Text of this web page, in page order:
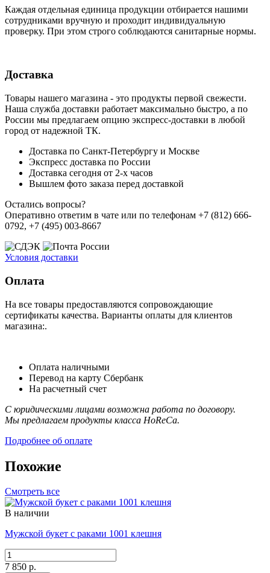
Каждая отдельная единица продукции отбирается нашими
сотрудниками вручную и проходит индивидуальную
проверку. При этом строго соблюдаются санитарные нормы.
Доставка
Товары нашего магазина - это продукты первой свежести.
Наша служба доставки работает максимально быстро, а по
России мы предлагаем опцию экспресс-доставки в любой
город от надежной ТК.
Доставка по Санкт-Петербургу и Москве
Экспресс доставка по России
Доставка сегодня от 2-х часов
Вышлем фото заказа перед доставкой
Остались вопросы?
Оперативно ответим в чате или по телефонам +7 (812) 666-
0792, +7 (495) 003-8667
Условия доставки
Оплата
На все товары предоставляются сопровождающие
сертификаты качества. Варианты оплаты для клиентов
магазина:.
Оплата наличными
Перевод на карту Сбербанк
На расчетный счет
С юридическими лицами возможна работа по договору.
Мы предлагаем продукты класса HoReCa.
Подробнее об оплате
Похожие
Смотреть все
В наличии
Мужской букет с раками 1001 клешня
7 850 р.